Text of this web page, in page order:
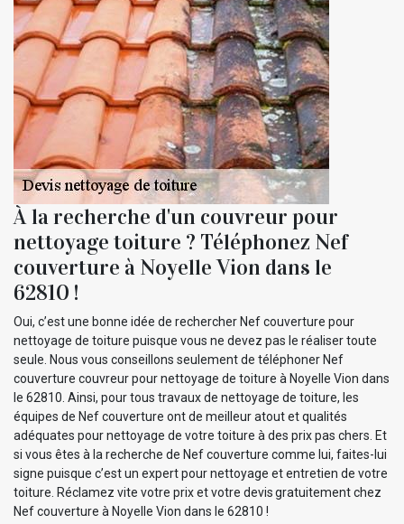
À la recherche d'un couvreur pour
nettoyage toiture ? Téléphonez Nef
couverture à Noyelle Vion dans le
62810 !
Oui, c’est une bonne idée de rechercher Nef couverture pour
nettoyage de toiture puisque vous ne devez pas le réaliser toute
seule. Nous vous conseillons seulement de téléphoner Nef
couverture couvreur pour nettoyage de toiture à Noyelle Vion dans
le 62810. Ainsi, pour tous travaux de nettoyage de toiture, les
équipes de Nef couverture ont de meilleur atout et qualités
adéquates pour nettoyage de votre toiture à des prix pas chers. Et
si vous êtes à la recherche de Nef couverture comme lui, faites-lui
signe puisque c’est un expert pour nettoyage et entretien de votre
toiture. Réclamez vite votre prix et votre devis gratuitement chez
Nef couverture à Noyelle Vion dans le 62810 !